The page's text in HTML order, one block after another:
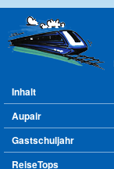
Hauptmenü
Inhalt
Aupair
Gastschuljahr
ReiseTops